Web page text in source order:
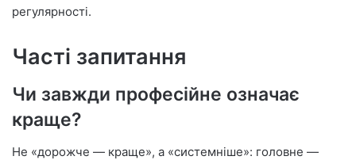
регулярності.
Часті запитання
Чи завжди професійне означає
краще?
Не «дорожче — краще», а «системніше»: головне —